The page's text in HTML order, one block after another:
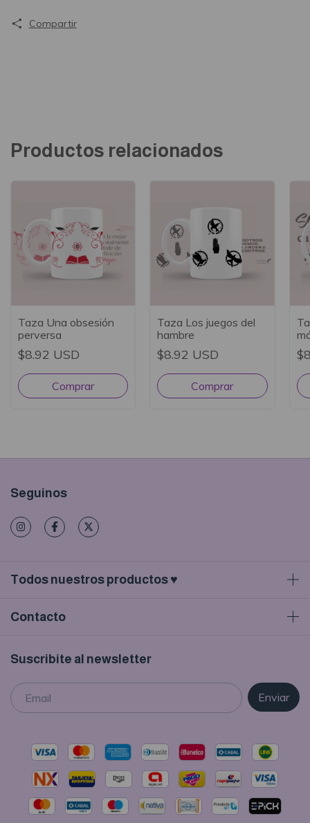
Compartir
Productos relacionados
Taza Una obsesión
perversa
$8.92 USD
Taza Los juegos del
hambre
$8.92 USD
Seguinos
Todos nuestros productos ♥
Contacto
Suscribite al newsletter